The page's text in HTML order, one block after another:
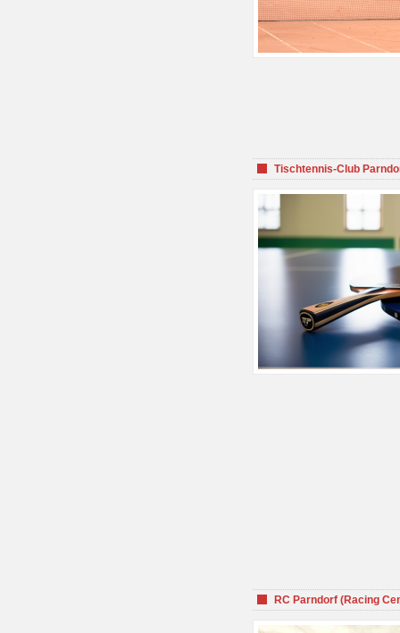
Tischtennis-Club
RC Parndorf (Racing